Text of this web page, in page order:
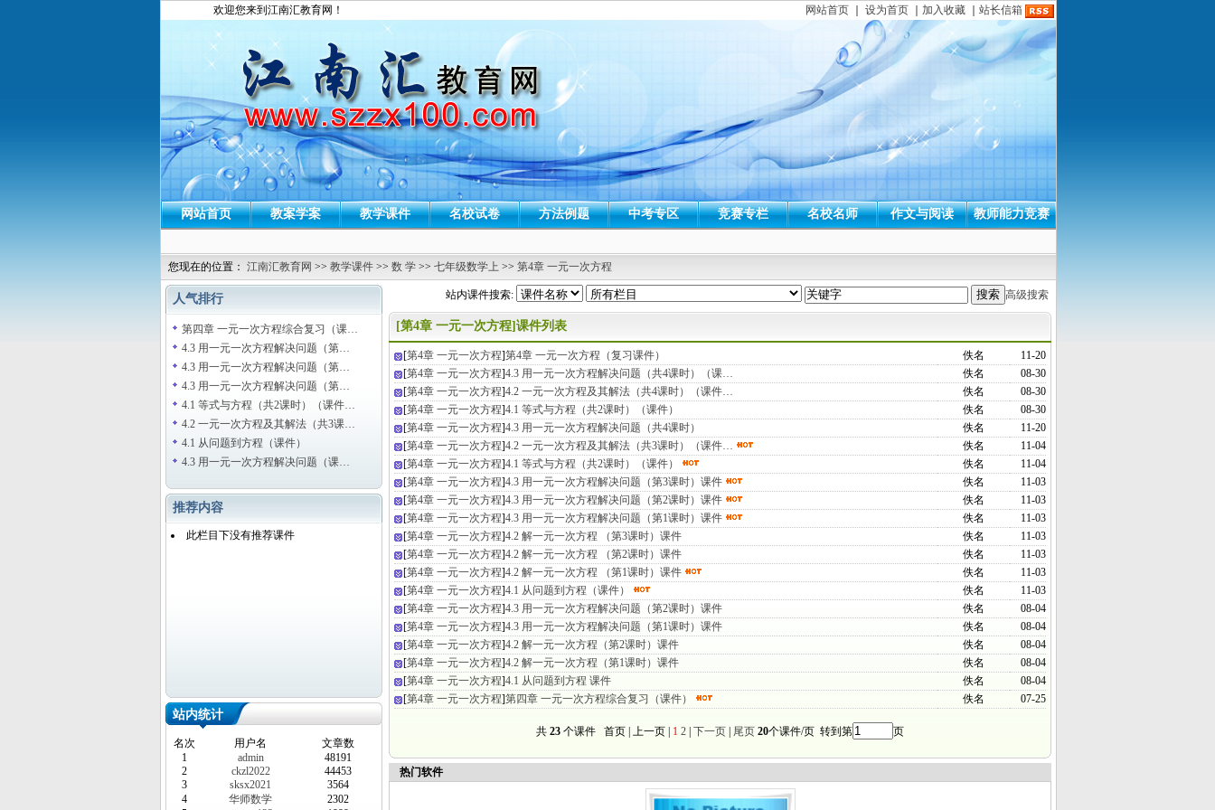
欢迎您来到江南汇教育网！ 网站首页 设为首页 加入收藏 站长信箱
网站首页 教案学案 教学课件 名校试卷 方法例题 中考专区 竞赛专栏 名校名师 作文与阅读 教师能力竞赛
您现在的位置： 江南汇教育网 >> 教学课件 >> 数 学 >> 七年级数学上 >> 第4章 一元一次方程
站内课件搜索: 高级搜索
人气排行
第四章 一元一次方程综合复习（课…
4.3 用一元一次方程解决问题（第…
4.3 用一元一次方程解决问题（第…
4.3 用一元一次方程解决问题（第…
4.1 等式与方程（共2课时）（课件…
4.2 一元一次方程及其解法（共3课…
4.1 从问题到方程（课件）
4.3 用一元一次方程解决问题（课…
推荐内容
此栏目下没有推荐课件
站内统计
名次 用户名
文章数
1
admin
48191
2
ckzl2022
44453
3
sksx2021
3564
4
华师数学
2302
[第4章 一元一次方程]课件列表
[第4章 一元一次方程]第4章 一元一次方程（复习课件） 佚名
11-20
[第4章 一元一次方程]4.3 用一元一次方程解决问题（共4课时）（课… 佚名
08-30
[第4章 一元一次方程]4.2 一元一次方程及其解法（共4课时）（课件… 佚名
08-30
[第4章 一元一次方程]4.1 等式与方程（共2课时）（课件） 佚名
08-30
[第4章 一元一次方程]4.3 用一元一次方程解决问题（共4课时） 佚名
11-20
[第4章 一元一次方程]4.2 一元一次方程及其解法（共3课时）（课件… 佚名
11-04
[第4章 一元一次方程]4.1 等式与方程（共2课时）（课件） 佚名
11-04
[第4章 一元一次方程]4.3 用一元一次方程解决问题（第3课时）课件 佚名
11-03
[第4章 一元一次方程]4.3 用一元一次方程解决问题（第2课时）课件 佚名
11-03
[第4章 一元一次方程]4.3 用一元一次方程解决问题（第1课时）课件 佚名
11-03
[第4章 一元一次方程]4.2 解一元一次方程 （第3课时）课件 佚名
11-03
[第4章 一元一次方程]4.2 解一元一次方程 （第2课时）课件 佚名
11-03
[第4章 一元一次方程]4.2 解一元一次方程 （第1课时）课件 佚名
11-03
[第4章 一元一次方程]4.1 从问题到方程（课件） 佚名
11-03
[第4章 一元一次方程]4.3 用一元一次方程解决问题（第2课时）课件 佚名
08-04
[第4章 一元一次方程]4.3 用一元一次方程解决问题（第1课时）课件 佚名
08-04
[第4章 一元一次方程]4.2 解一元一次方程（第2课时）课件 佚名
08-04
[第4章 一元一次方程]4.2 解一元一次方程（第1课时）课件 佚名
08-04
[第4章 一元一次方程]4.1 从问题到方程 课件 佚名
08-04
[第4章 一元一次方程]第四章 一元一次方程综合复习（课件） 佚名 07-25
共 23 个课件 首页 | 上一页 | 1 2 下一页 尾页 20个课件/页 转到第 页
热门软件